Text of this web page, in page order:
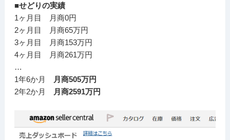
■せどりの実績
1ヶ月目 月商0円
2ヶ月目 月商65万円
3ヶ月目 月商153万円
4ヶ月目 月商261万円
…
1年6か月
月商505万円
2年2か月
月商2591万円